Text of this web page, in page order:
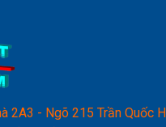
2A3 - Ngõ 215 Trần Quốc